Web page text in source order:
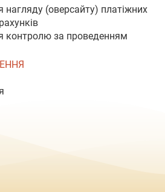
нагляду (оверсайту) платіжних
контролю за проведенням